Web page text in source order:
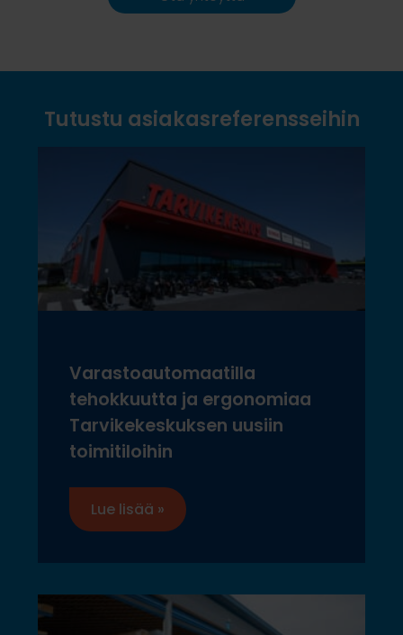
Tutustu asiakasreferensseihin
Varastoautomaatilla
tehokkuutta ja ergonomiaa
Tarvikekeskuksen uusiin
toimitiloihin
Lue lisää »